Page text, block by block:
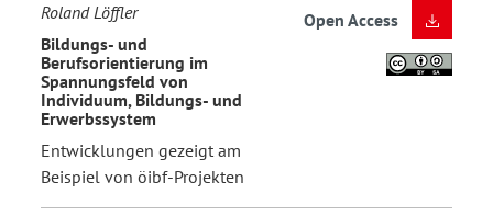
Roland Löffler
Bildungs- und
Berufsorientierung im
Spannungsfeld von
Individuum, Bildungs- und
Erwerbssystem
Entwicklungen gezeigt am
Beispiel von öibf-Projekten
Open Access